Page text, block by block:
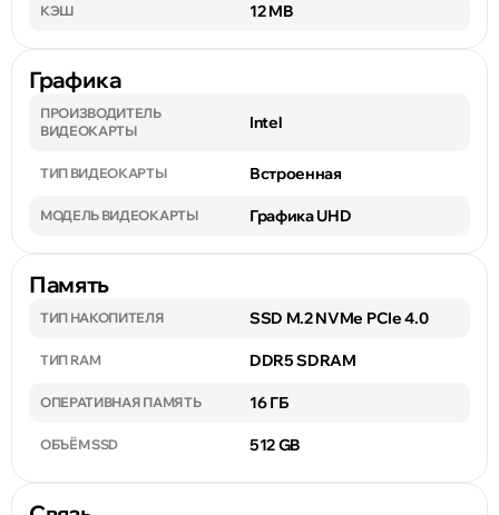
КЭШ 12 MB
Графика
ПРОИЗВОДИТЕЛЬ
ВИДЕОКАРТЫ
Intel
ТИП ВИДЕОКАРТЫ Встроенная
МОДЕЛЬ ВИДЕОКАРТЫ Графика UHD
Память
ТИП НАКОПИТЕЛЯ SSD M.2 NVMe PCIe 4.0
ТИП RAM DDR5 SDRAM
ОПЕРАТИВНАЯ ПАМЯТЬ 16 ГБ
ОБЪЁМ SSD 512 GB